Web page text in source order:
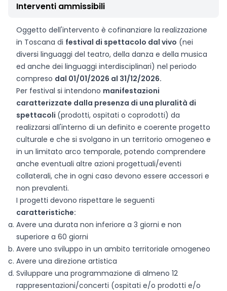
Interventi ammissibili
Oggetto dell'intervento è cofinanziare la realizzazione
in Toscana di festival di spettacolo dal vivo (nei
diversi linguaggi del teatro, della danza e della musica
ed anche dei linguaggi interdisciplinari) nel periodo
compreso dal 01/01/2026 al 31/12/2026.
Per festival si intendono manifestazioni
caratterizzate dalla presenza di una pluralità di
spettacoli (prodotti, ospitati o coprodotti) da
realizzarsi all'interno di un definito e coerente progetto
culturale e che si svolgano in un territorio omogeneo e
in un limitato arco temporale, potendo comprendere
anche eventuali altre azioni progettuali/eventi
collaterali, che in ogni caso devono essere accessori e
non prevalenti.
I progetti devono rispettare le seguenti
caratteristiche:
Avere una durata non inferiore a 3 giorni e non
superiore a 60 giorni
Avere uno sviluppo in un ambito territoriale omogeneo
Avere una direzione artistica
Sviluppare una programmazione di almeno 12
rappresentazioni/concerti (ospitati e/o prodotti e/o